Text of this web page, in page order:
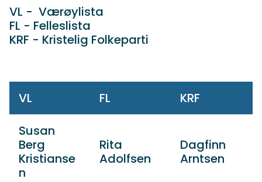
VL - Værøylista
FL - Felleslista
KRF - Kristelig Folkeparti
VL FL
KRF
Susan
Berg
Kristianse
n
Rita
Adolfsen
Dagfinn
Arntsen